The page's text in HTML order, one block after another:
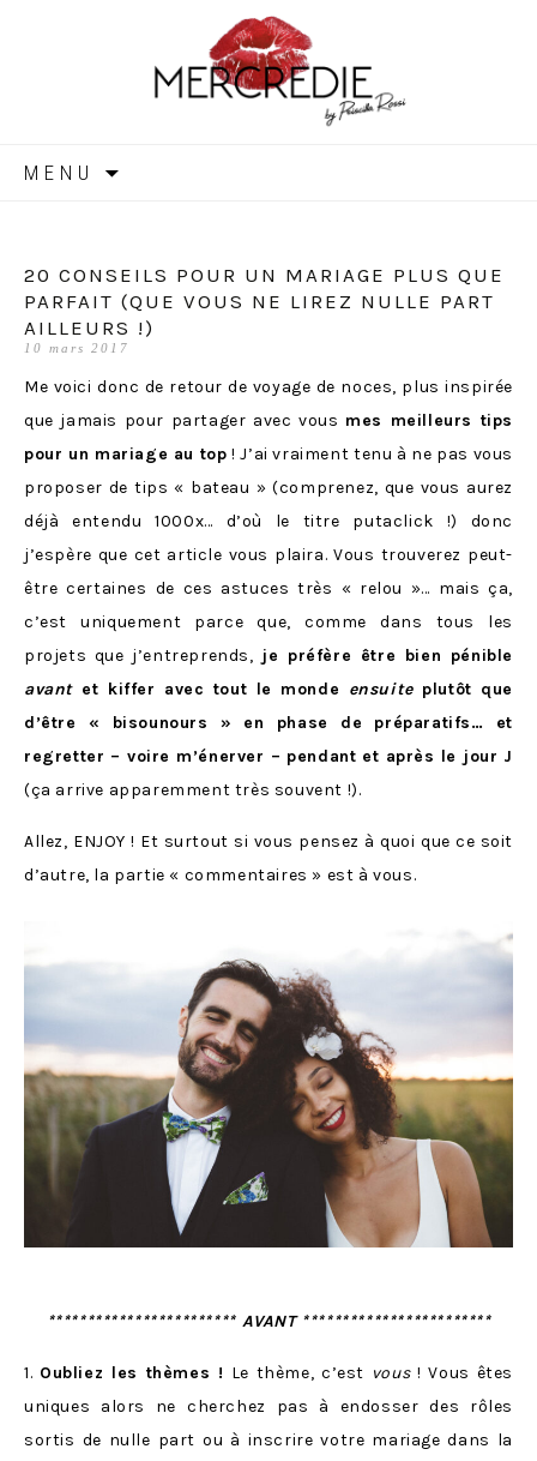
MERCREDIE
MENU
20 CONSEILS POUR UN MARIAGE PLUS QUE
PARFAIT (QUE VOUS NE LIREZ NULLE PART
AILLEURS !)
10 mars 2017
Me voici donc de retour de voyage de noces, plus inspirée
que jamais pour partager avec vous mes meilleurs tips
pour un mariage au top ! J’ai vraiment tenu à ne pas vous
proposer de tips « bateau » (comprenez, que vous aurez
déjà entendu 1000x… d’où le titre putaclick !) donc
j’espère que cet article vous plaira. Vous trouverez peut-
être certaines de ces astuces très « relou »… mais ça,
c’est uniquement parce que, comme dans tous les
projets que j’entreprends, je préfère être bien pénible
avant et kiffer avec tout le monde ensuiteplutôt que
d’être « bisounours » en phase de préparatifs… et
regretter – voire m’énerver – pendant et après le jour J
(ça arrive apparemment très souvent !).
Allez, ENJOY ! Et surtout si vous pensez à quoi que ce soit
d’autre, la partie « commentaires » est à vous.
************************ AVANT ************************
1. Oubliez les thèmes ! Le thème, c’est vous ! Vous êtes
uniques alors ne cherchez pas à endosser des rôles
sortis de nulle part ou à inscrire votre mariage dans la